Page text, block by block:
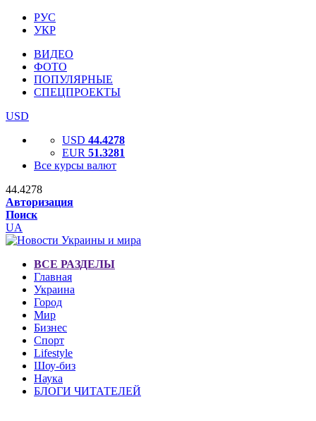
РУС
УКР
ВИДЕО
ФОТО
ПОПУЛЯРНЫЕ
СПЕЦПРОЕКТЫ
USD
USD 44.4278
EUR 51.3281
Все курсы валют
44.4278
Авторизация
Поиск
UA
ВСЕ РАЗДЕЛЫ
Главная
Украина
Город
Мир
Бизнес
Спорт
Lifestyle
Шоу-биз
Наука
БЛОГИ ЧИТАТЕЛЕЙ